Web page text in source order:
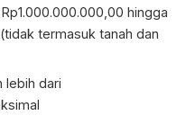
hingga
termasuk tanah dan
lebih dari